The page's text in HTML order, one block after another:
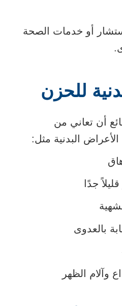
أو خدمات الصحة
للحزن
أن تعاني من
البدنية مثل:
جدًا
بالعدوى
وآلام الظهر